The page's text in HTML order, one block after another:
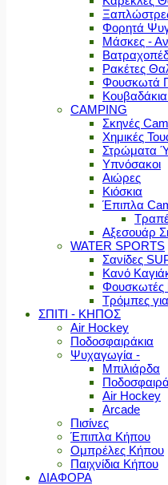
Φορητά
Μάσκες -
Ρακέτες
Φουσκωτά
Κουβαδάκια
CAMPING
Σκηνές
Χημικές
Στρώματα
Υπνόσακοι
Αιώρες
Κιόσκια
Έπιπλα
Αξεσουάρ
WATER SPORTS
Σανίδες
Κανό
Φουσκωτές
Τρόμπες
ΣΠΙΤΙ - ΚΗΠΟΣ
Air Hockey
Ποδοσφαιράκια
Ψυχαγωγία -
Μπιλιάρδα
Air Hockey
Arcade
Πισίνες
Έπιπλα Κήπου
Ομπρέλες Κήπου
Παιχνίδια Κήπου
ΔΙΑΦΟΡΑ